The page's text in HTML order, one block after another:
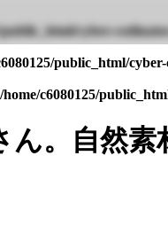
public_html/cyber-
public_html/
/home/c6080125/
。自然